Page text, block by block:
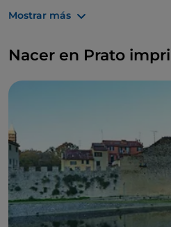
«fraile con prole»: primero
Mostrar más
Nacer en Prato